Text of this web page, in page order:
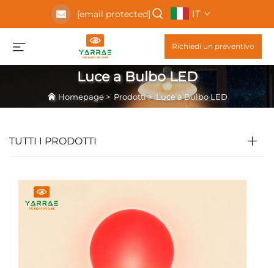
[email protected] IT
Richiedi un preventivo
Luce a Bulbo LED
Homepage> Prodotti> Luce a Bulbo LED
TUTTI I PRODOTTI